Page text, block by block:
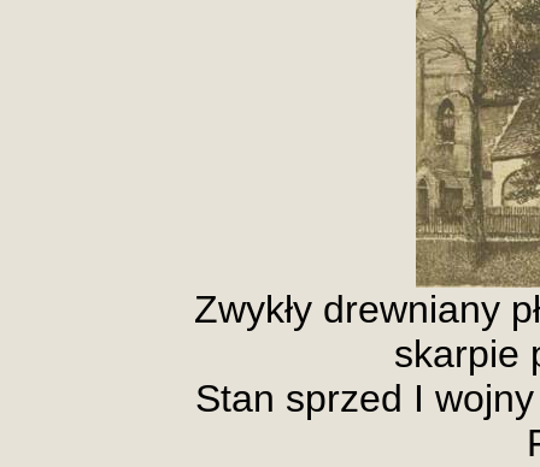
Zwykły drewniany
skarpie
Stan sprzed I